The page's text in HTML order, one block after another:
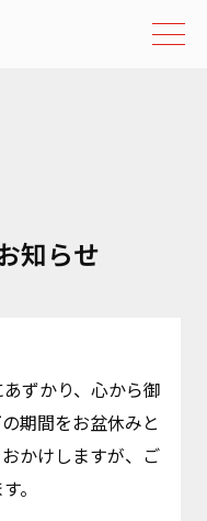
知らせ
ずかり、心から御
期間をお盆休みと
かけしますが、ご
。